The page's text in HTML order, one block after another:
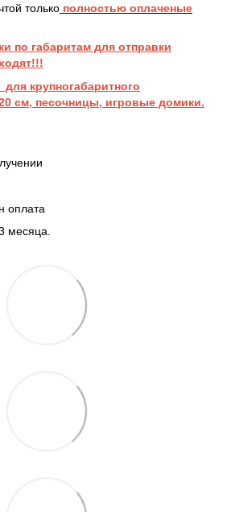
только полностью оплаченые
по габаритам для отправки
крупногабаритного
см, песочницы, игровые домики.
оплата
месяца.